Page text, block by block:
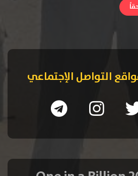
التواصل الإجتماعي